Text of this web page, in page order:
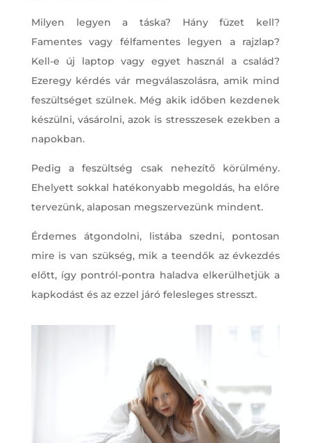
Milyen legyen a táska? Hány füzet kell?
Famentes vagy félfamentes legyen a rajzlap?
Kell-e új laptop vagy egyet használ a család?
Ezeregy kérdés vár megválaszolásra, amik mind
feszültséget szülnek. Még akik időben kezdenek
készülni, vásárolni, azok is stresszesek ezekben a
napokban.
Pedig a feszültség csak nehezítő körülmény.
Ehelyett sokkal hatékonyabb megoldás, ha előre
tervezünk, alaposan megszervezünk mindent.
Érdemes átgondolni, listába szedni, pontosan
mire is van szükség, mik a teendők az évkezdés
előtt, így pontról-pontra haladva elkerülhetjük a
kapkodást és az ezzel járó felesleges stresszt.